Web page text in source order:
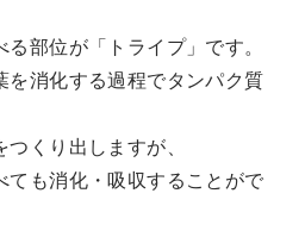
部位が「トライプ」です。
を消化する過程でタンパク質
くり出しますが、
ても消化・吸収することがで